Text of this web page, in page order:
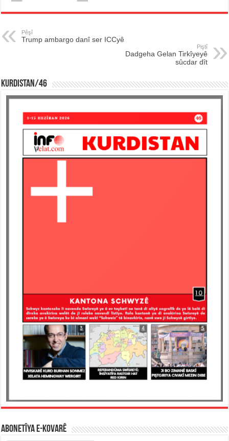
Pêşî
Trump ambargo danî ser ICCyê
Piştî
Dadgeha Gelan Tirkîyeyê
sûcdar dît
KURDISTAN/46
ABONETÎYA E-KOVARÊ